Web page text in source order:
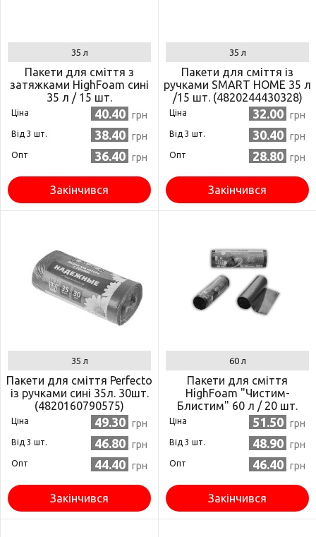
35 л
Пакети для сміття з
затяжками HighFoam сині
35 л / 15 шт.
(4820160790551)
Ціна 40.40 грн
Від 3 шт. 38.40 грн
Опт 36.40 грн
Закінчився
35 л
Пакети для сміття із
ручками SMART HOME 35 л
/15 шт. (4820244430328)
Ціна 32.00 грн
Від 3 шт. 30.40 грн
Опт 28.80 грн
Закінчився
35 л
Пакети для сміття Perfecto
із ручками сині 35л. 30шт.
(4820160790575)
Ціна 49.30 грн
Від 3 шт. 46.80 грн
Опт 44.40 грн
Закінчився
60 л
Пакети для сміття
HighFoam "Чистим-
Блистим" 60 л / 20 шт.
(4820160790216)
Ціна 51.50 грн
Від 3 шт. 48.90 грн
Опт 46.40 грн
Закінчився